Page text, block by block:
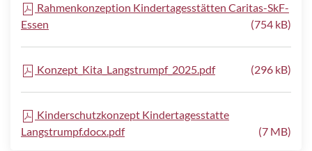
Rahmenkonzeption Kindertagesstätten Caritas-SkF-
Essen
(754 kB)
Konzept_Kita_Langstrumpf_2025.pdf (296 kB)
Kinderschutzkonzept Kindertagesstatte
Langstrumpf.docx.pdf
(7 MB)